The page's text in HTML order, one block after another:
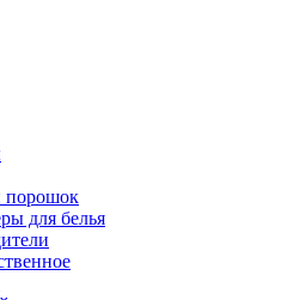
порошок
для белья